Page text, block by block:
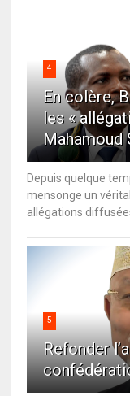
4
En colère,
les «
Mahamoud
Depuis quelque
mensonge un
allégations
5
Refonder